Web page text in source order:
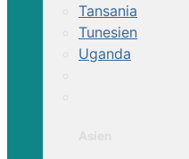
Tansania
Tunesien
Uganda